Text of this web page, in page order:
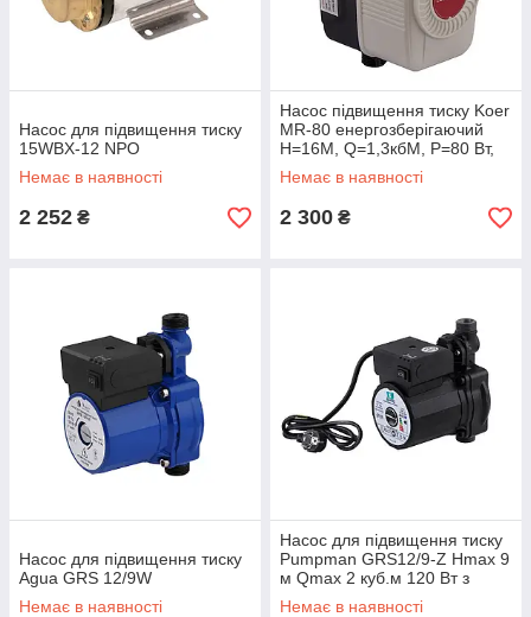
Насос для підвищення тиску
15WBX-12 NPO
Немає в наявності
2 252 ₴
Насос підвищення тиску Koer
MR-80 енергозберігаючий
Н=16М, Q=1,3кбМ, P=80 Вт,
1/2" (KP3257)
Немає в наявності
2 300 ₴
Насос для підвищення тиску
Agua GRS 12/9W
Немає в наявності
Насос для підвищення тиску
Pumpman GRS12/9-Z Нmax 9
м Qmax 2 куб.м 120 Вт з
гайками
Немає в наявності